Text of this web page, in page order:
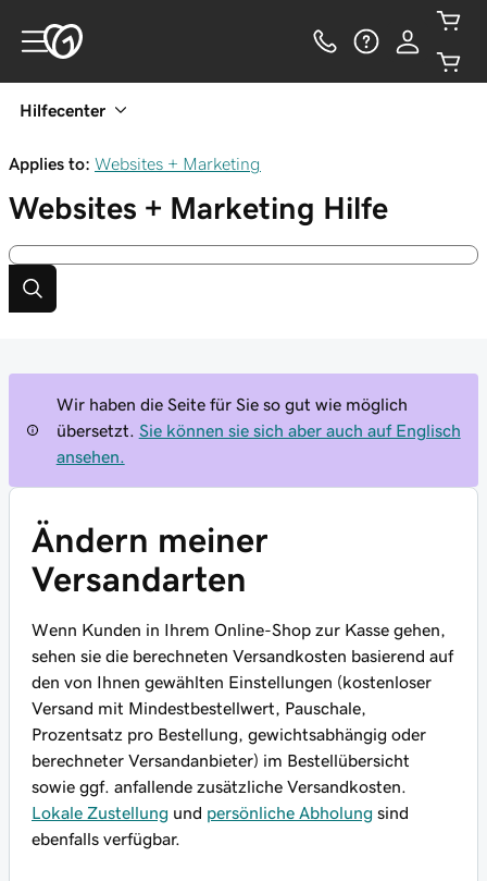
Hilfecenter
Applies to: Websites + Marketing
Websites + Marketing Hilfe
Wir haben die Seite für Sie so gut wie möglich
übersetzt.
Sie können sie sich aber auch auf Englisch
ansehen.
Ändern meiner
Versandarten
Wenn Kunden in Ihrem Online-Shop zur Kasse gehen,
sehen sie die berechneten Versandkosten basierend auf
den von Ihnen gewählten Einstellungen (kostenloser
Versand mit Mindestbestellwert, Pauschale,
Prozentsatz pro Bestellung, gewichtsabhängig oder
berechneter Versandanbieter) im Bestellübersicht
sowie ggf. anfallende zusätzliche Versandkosten.
Lokale Zustellung und persönliche Abholung sind
ebenfalls verfügbar.